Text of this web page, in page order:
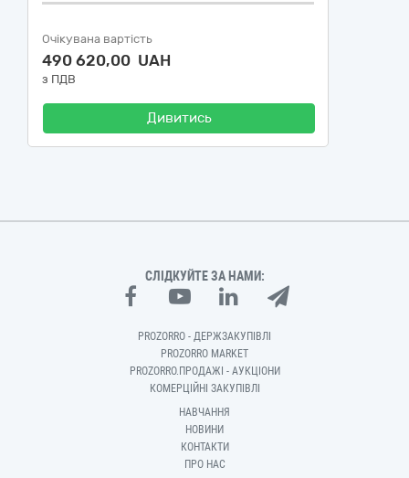
Очікувана вартість
490 620,00 UAH
з ПДВ
Дивитись
СЛІДКУЙТЕ ЗА НАМИ:
PROZORRO - ДЕРЖЗАКУПІВЛІ
PROZORRO MARKET
PROZORRO.ПРОДАЖІ - АУКЦІОНИ
КОМЕРЦІЙНІ ЗАКУПІВЛІ
НАВЧАННЯ
НОВИНИ
КОНТАКТИ
ПРО НАС